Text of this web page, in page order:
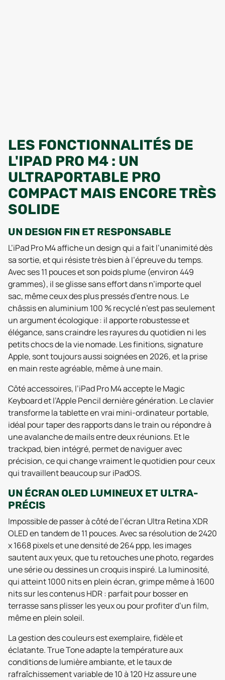
LES FONCTIONNALITÉS DE
L'IPAD PRO M4 : UN
ULTRAPORTABLE PRO
COMPACT MAIS ENCORE TRÈS
SOLIDE
UN DESIGN FIN ET RESPONSABLE
L’iPad Pro M4 affiche un design qui a fait l’unanimité dès
sa sortie, et qui résiste très bien à l’épreuve du temps.
Avec ses 11 pouces et son poids plume (environ 449
grammes), il se glisse sans effort dans n’importe quel
sac, même ceux des plus pressés d’entre nous. Le
châssis en aluminium 100 % recyclé n’est pas seulement
un argument écologique : il apporte robustesse et
élégance, sans craindre les rayures du quotidien ni les
petits chocs de la vie nomade. Les finitions, signature
Apple, sont toujours aussi soignées en 2026, et la prise
en main reste agréable, même à une main.
Côté accessoires, l’iPad Pro M4 accepte le Magic
Keyboard et l’Apple Pencil dernière génération. Le clavier
transforme la tablette en vrai mini-ordinateur portable,
idéal pour taper des rapports dans le train ou répondre à
une avalanche de mails entre deux réunions. Et le
trackpad, bien intégré, permet de naviguer avec
précision, ce qui change vraiment le quotidien pour ceux
qui travaillent beaucoup sur iPadOS.
UN ÉCRAN OLED LUMINEUX ET ULTRA-
PRÉCIS
Impossible de passer à côté de l’écran Ultra Retina XDR
OLED en tandem de 11 pouces. Avec sa résolution de 2420
x 1668 pixels et une densité de 264 ppp, les images
sautent aux yeux, que tu retouches une photo, regardes
une série ou dessines un croquis inspiré. La luminosité,
qui atteint 1000 nits en plein écran, grimpe même à 1600
nits sur les contenus HDR : parfait pour bosser en
terrasse sans plisser les yeux ou pour profiter d’un film,
même en plein soleil.
La gestion des couleurs est exemplaire, fidèle et
éclatante. True Tone adapte la température aux
conditions de lumière ambiante, et le taux de
rafraîchissement variable de 10 à 120 Hz assure une